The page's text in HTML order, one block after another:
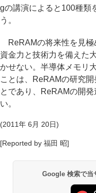
gの講演によると100種類
う。
ReRAMの将来性を見極
資金力と技術力を備えた
かせない。半導体メモリ
ことは、ReRAMの研究
とであり、ReRAMの開
い。
(2011年 6月 20日)
[Reported by 福田 昭]
Google 検索で当